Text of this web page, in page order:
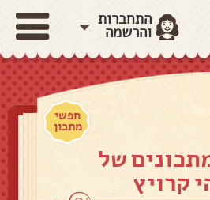
התחברות
והרשמה
חפשי
מתכון
של
קרויץ